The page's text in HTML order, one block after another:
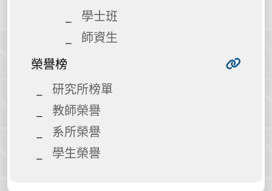
學士班
師資生
榮譽榜
研究所榜單
教師榮譽
系所榮譽
學生榮譽